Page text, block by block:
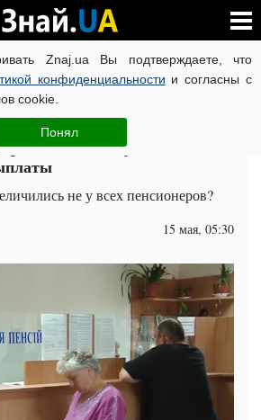
Znaj.ua Вы подтверждаете, что
конфиденциальности и согласны с
cookie.
Понял
ПРОТИВ УКРАИНЫ КОРОНАВИРУС В
ЧИТАТИ УКРАЇНСЬКОЮ
пенсий: у кого
не у всех пенсионеров?
15 мая, 05:30